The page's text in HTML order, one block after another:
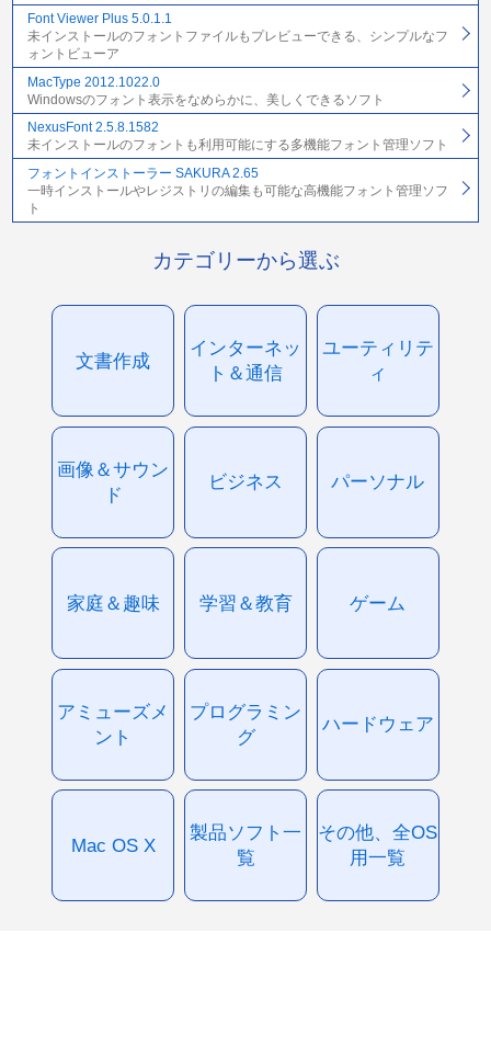
Font Viewer Plus 5.0.1.1
未インストールのフォントファイルもプレビューできる、シンプルなフ
ォントビューア
MacType 2012.1022.0
Windowsのフォント表示をなめらかに、美しくできるソフト
NexusFont 2.5.8.1582
未インストールのフォントも利用可能にする多機能フォント管理ソフト
フォントインストーラー SAKURA 2.65
一時インストールやレジストリの編集も可能な高機能フォント管理ソフ
ト
カテゴリーから選ぶ
文書作成
インターネッ
ト＆通信
ユーティリテ
ィ
画像＆サウン
ド
ビジネス パーソナル
家庭＆趣味 学習＆教育 ゲーム
アミューズメ
ント
プログラミン
グ
ハードウェア
Mac OS X
製品ソフト一
覧
その他、全OS
用一覧